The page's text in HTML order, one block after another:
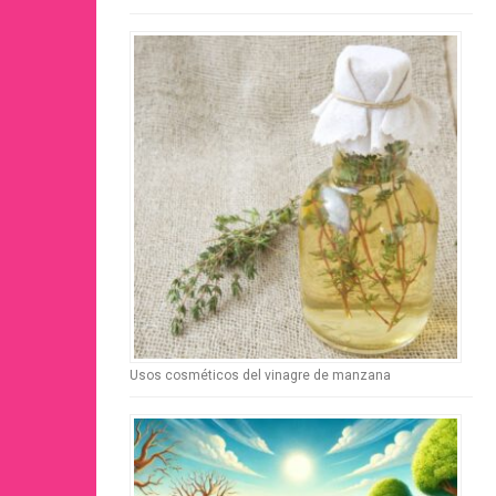
Usos cosméticos del vinagre de manzana